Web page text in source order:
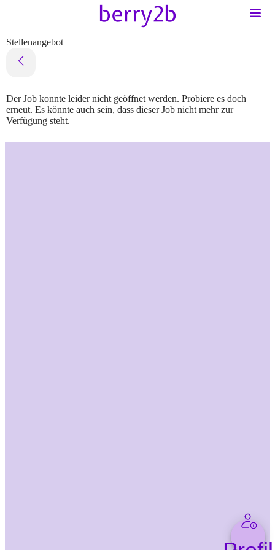
Stellenangebot
Der Job konnte leider nicht geöffnet werden. Probiere es doch
erneut. Es könnte auch sein, dass dieser Job nicht mehr zur
Verfügung steht.